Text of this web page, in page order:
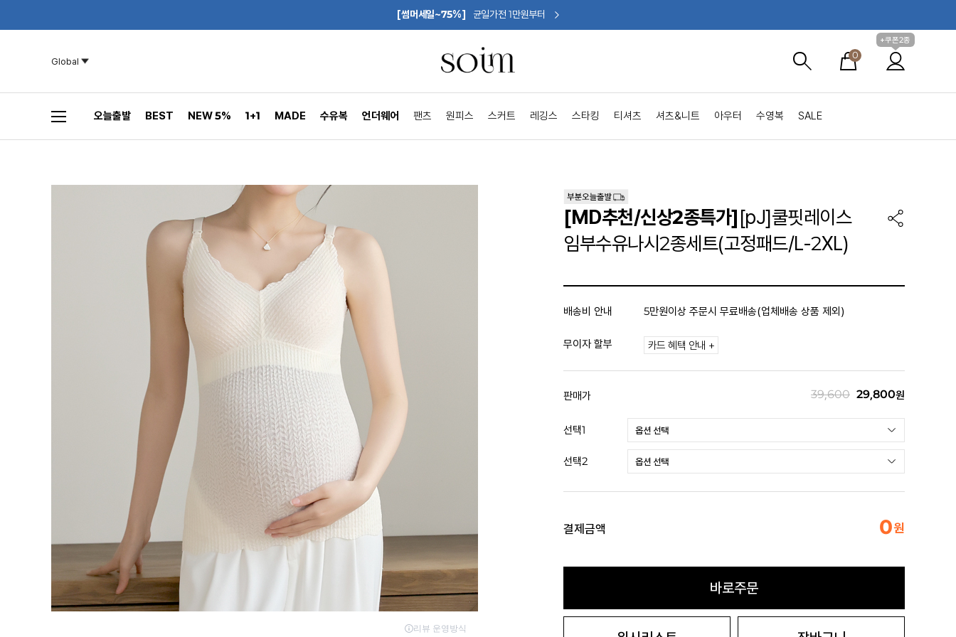
[썸머세일~75%] 균일가전 1만원부터
Global
0
+쿠폰2종
오늘출발 BEST NEW 5% 1+1 MADE 수유복 언더웨어 팬츠 원피스 스커트 레깅스 스타킹 티셔츠 셔츠&니트 아우터 수영복 SALE
[MD추천/신상2종특가][pJ]쿨핏레이스
임부수유나시2종세트(고정패드/L-2XL)
배송비 안내 5만원이상 주문시 무료배송(업체배송 상품 제외)
무이자 할부 카드 혜택 안내 +
판매가 39,600 29,800원
선택1
선택2
결제금액 0원
바로주문